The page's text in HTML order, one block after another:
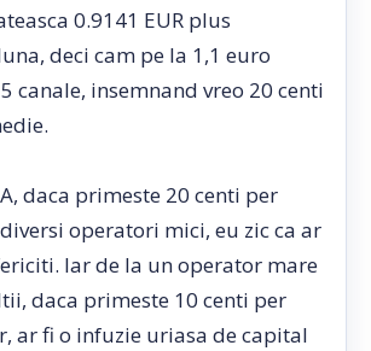
0.9141 EUR plus
deci cam pe la 1,1 euro
canale, insemnand vreo 20 centi
daca primeste 20 centi per
operatori mici, eu zic ca ar
Iar de la un operator mare
daca primeste 10 centi per
ar fi o infuzie uriasa de capital